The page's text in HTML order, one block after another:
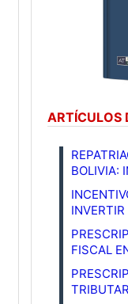
ARTÍCULOS
BOLIVIA:
FISCAL